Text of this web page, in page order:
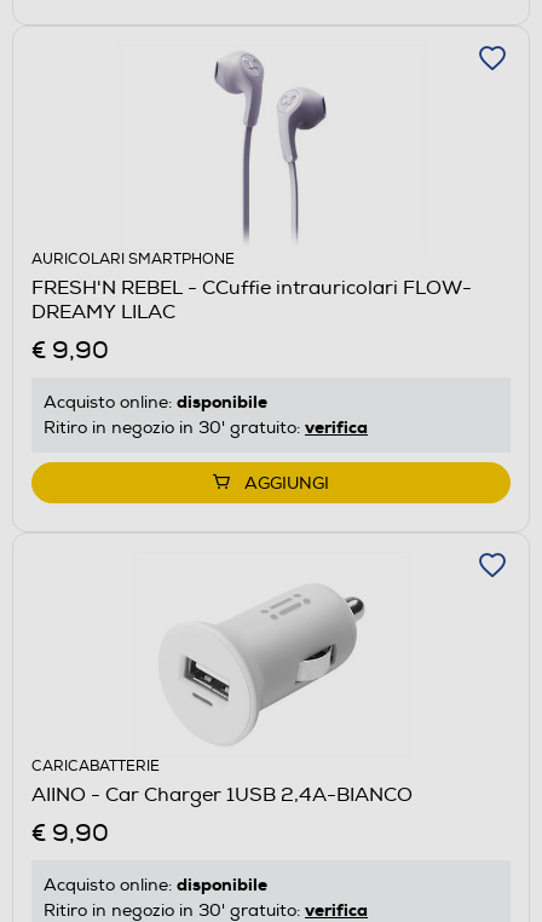
AURICOLARI SMARTPHONE
FRESH'N REBEL - CCuffie intrauricolari FLOW-
DREAMY LILAC
€ 9,90
Acquisto online: disponibile
Ritiro in negozio in 30' gratuito: verifica
AGGIUNGI
CARICABATTERIE
AIINO - Car Charger 1USB 2,4A-BIANCO
€ 9,90
Acquisto online: disponibile
Ritiro in negozio in 30' gratuito: verifica